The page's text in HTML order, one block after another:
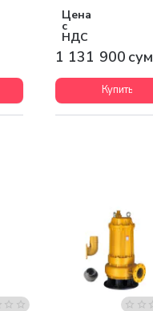
Цена
с
НДС
1 131 900 сум
Купить